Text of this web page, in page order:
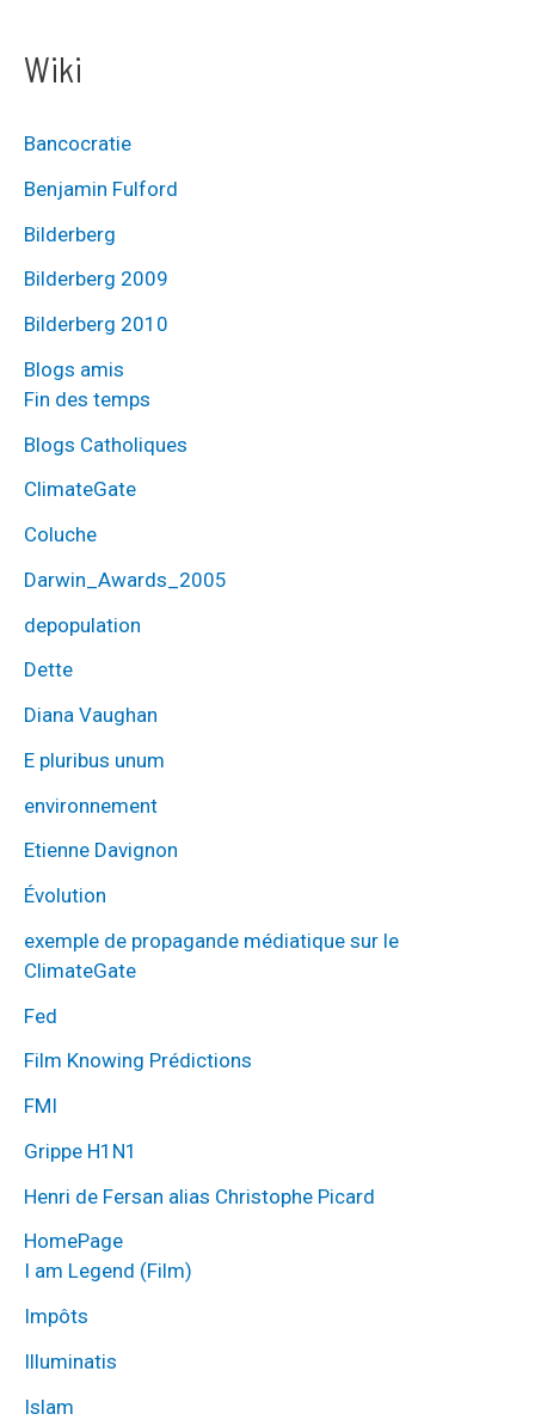
Wiki
Bancocratie
Benjamin Fulford
Bilderberg
Bilderberg 2009
Bilderberg 2010
Blogs amis
Fin des temps
Blogs Catholiques
ClimateGate
Coluche
Darwin_Awards_2005
depopulation
Dette
Diana Vaughan
E pluribus unum
environnement
Etienne Davignon
Évolution
exemple de propagande médiatique sur le
ClimateGate
Fed
Film Knowing Prédictions
FMI
Grippe H1N1
Henri de Fersan alias Christophe Picard
HomePage
I am Legend (Film)
Impôts
Illuminatis
Islam